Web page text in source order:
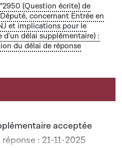
(Question écrite) de
concernant Entrée en
et implications pour le
d'un délai supplémentaire) :
du délai de réponse
acceptée
: 21-11-2025